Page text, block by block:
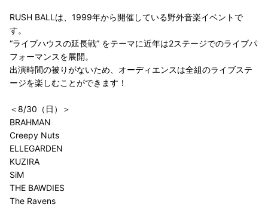
RUSH BALLは、1999年から開催している野外音楽イベントで
す。
“ライブハウスの延長戦” をテーマに近年は2ステージでのライブパ
フォーマンスを展開。
出演時間の被りがないため、オーディエンスは全組のライブステ
ージを楽しむことができます！
＜8/30（日）＞
BRAHMAN
Creepy Nuts
ELLEGARDEN
KUZIRA
SiM
THE BAWDIES
The Ravens